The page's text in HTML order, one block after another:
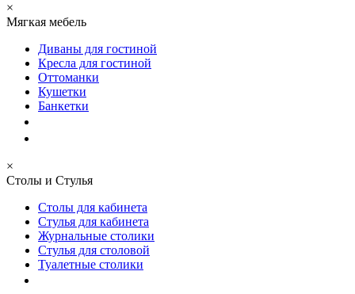
×
Мягкая мебель
Диваны для гостиной
Кресла для гостиной
Оттоманки
Кушетки
Банкетки
×
Столы и Стулья
Столы для кабинета
Стулья для кабинета
Журнальные столики
Стулья для столовой
Туалетные столики